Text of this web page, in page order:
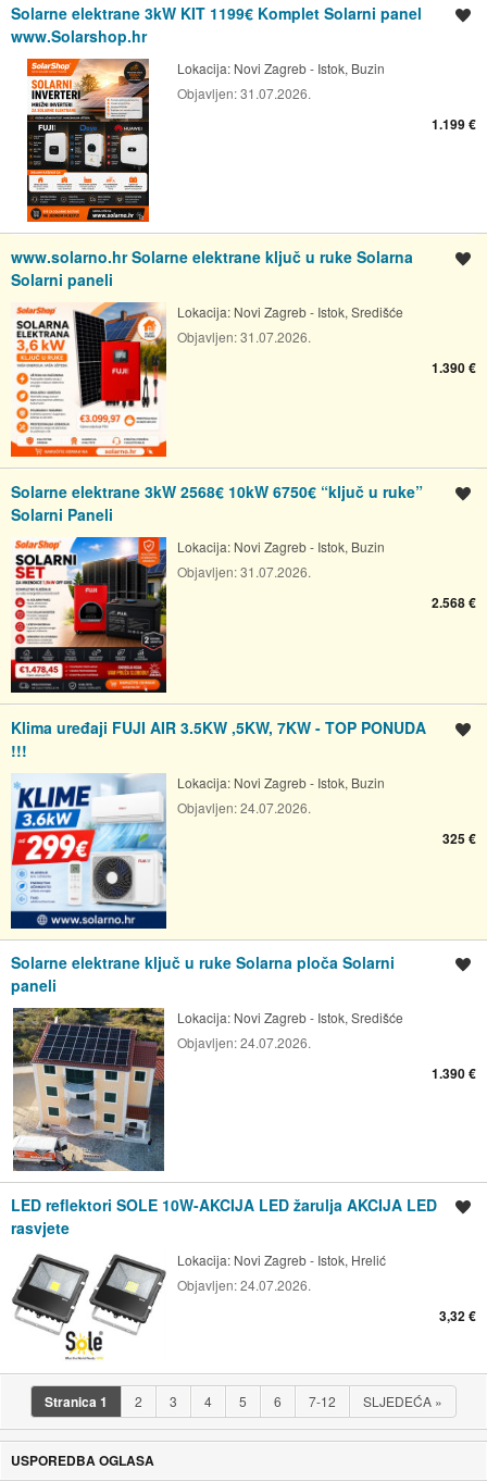
Solarne elektrane 3kW KIT 1199€ Komplet Solarni panel
www.Solarshop.hr
Lokacija: Novi Zagreb - Istok, Buzin
Objavljen:31.07.2026.
1.199 €
www.solarno.hr Solarne elektrane ključ u ruke Solarna
Solarni paneli
Lokacija: Novi Zagreb - Istok, Središće
Objavljen:31.07.2026.
1.390 €
Solarne elektrane 3kW 2568€ 10kW 6750€ “ključ u ruke”
Solarni Paneli
Lokacija: Novi Zagreb - Istok, Buzin
Objavljen:31.07.2026.
2.568 €
Klima uređaji FUJI AIR 3.5KW ,5KW, 7KW - TOP PONUDA
!!!
Lokacija: Novi Zagreb - Istok, Buzin
Objavljen:24.07.2026.
325 €
Solarne elektrane ključ u ruke Solarna ploča Solarni
paneli
Lokacija: Novi Zagreb - Istok, Središće
Objavljen:24.07.2026.
1.390 €
LED reflektori SOLE 10W-AKCIJA LED žarulja AKCIJA LED
rasvjete
Lokacija: Novi Zagreb - Istok, Hrelić
Objavljen:24.07.2026.
3,32 €
Stranica1 2 3 4 5 6 7-12 SLJEDEĆA »
USPOREDBA OGLASA